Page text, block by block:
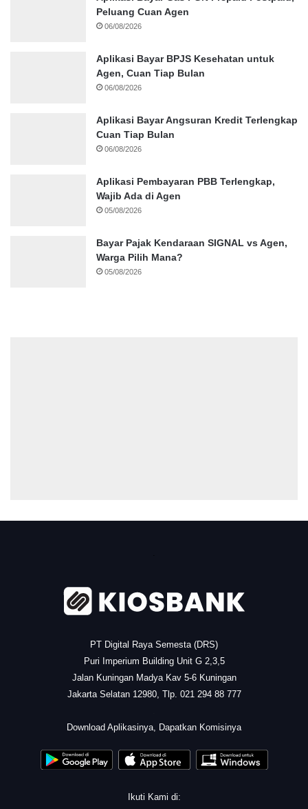
Peluang Cuan Agen
06/08/2026
Aplikasi Bayar BPJS Kesehatan untuk
Agen, Cuan Tiap Bulan
06/08/2026
Aplikasi Bayar Angsuran Kredit Terlengkap
Cuan Tiap Bulan
06/08/2026
Aplikasi Pembayaran PBB Terlengkap,
Wajib Ada di Agen
05/08/2026
Bayar Pajak Kendaraan SIGNAL vs Agen,
Warga Pilih Mana?
05/08/2026
PT Digital Raya Semesta (DRS)
Puri Imperium Building Unit G 2,3,5
Jalan Kuningan Madya Kav 5-6 Kuningan
Jakarta Selatan 12980, Tlp. 021 294 88 777
Download Aplikasinya, Dapatkan Komisinya
Ikuti Kami di: